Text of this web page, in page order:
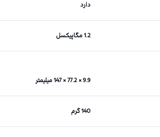
دارد
1.2 مگاپیکسل
9.9 × 77.2 × 147 میلیمتر
140 گرم